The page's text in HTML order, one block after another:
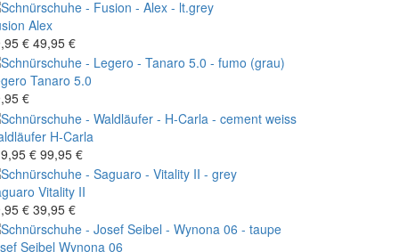
Alex
€ 49,95 €
Tanaro 5.0
€
H-Carla
€ 99,95 €
Vitality II
€ 39,95 €
Seibel Wynona 06